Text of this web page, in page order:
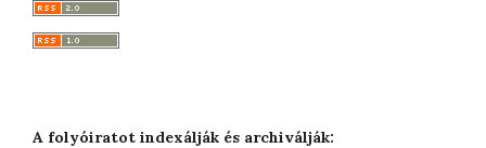
A folyóiratot indexálják és archiválják: